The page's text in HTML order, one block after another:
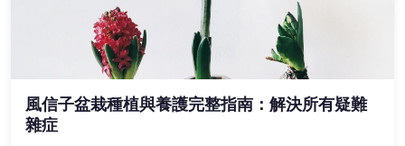
風信子盆栽種植與養護完整指南：解決所有疑難
雜症